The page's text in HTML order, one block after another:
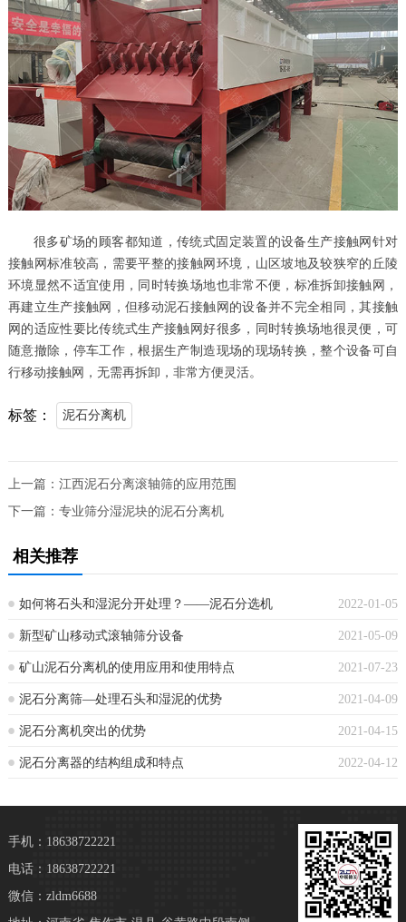
很多矿场的顾客都知道，传统式固定装置的设备生产接触网针对
接触网标准较高，需要平整的接触网环境，山区坡地及较狭窄的丘陵
环境显然不适宜使用，同时转换场地也非常不便，标准拆卸接触网，
再建立生产接触网，但移动泥石接触网的设备并不完全相同，其接触
网的适应性要比传统式生产接触网好很多，同时转换场地很灵便，可
随意撤除，停车工作，根据生产制造现场的现场转换，整个设备可自
行移动接触网，无需再拆卸，非常方便灵活。
标签： 泥石分离机
上一篇： 江西泥石分离滚轴筛的应用范围
下一篇： 专业筛分湿泥块的泥石分离机
相关推荐
2022-01-05
如何将石头和湿泥分开处理？——泥石分选机
2021-05-09
新型矿山移动式滚轴筛分设备
2021-07-23
矿山泥石分离机的使用应用和使用特点
2021-04-09
泥石分离筛—处理石头和湿泥的优势
2021-04-15
泥石分离机突出的优势
2022-04-12
泥石分离器的结构组成和特点
手机：18638722221
电话：18638722221
微信：zldm6688